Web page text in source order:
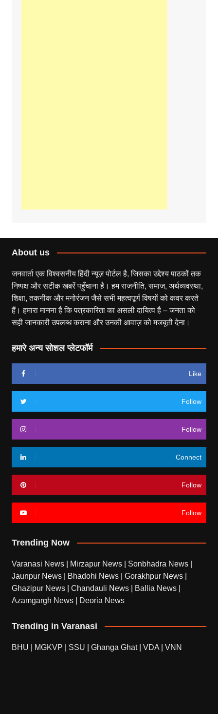
About us
जनवार्ता एक विश्वसनीय हिंदी न्यूज़ पोर्टल है, जिसका उद्देश्य पाठकों तक
निष्पक्ष और सटीक खबरें पहुँचाना है। हम राजनीति, समाज, अर्थव्यवस्था,
शिक्षा, तकनीक और मनोरंजन जैसे सभी महत्वपूर्ण विषयों को कवर करते
हैं। हमारा मानना है कि पत्रकारिता का असली दायित्व है – जनता को
सही जानकारी उपलब्ध कराना और उनकी आवाज़ को मजबूती देना।
हमारे अन्य सोशल प्लेटफॉर्म
Like
Follow
Follow
Connect
Follow
Follow
Trending Now
Varanasi News Mirzapur News Sonbhadra News
Jaunpur News
Bhadohi News Gorakhpur News
Ghazipur News
Chandauli News Ballia News
Azamgargh News
Deoria News
Trending in Varanasi
BHU MGKVP SSU Ghanga Ghat| VDA VNN